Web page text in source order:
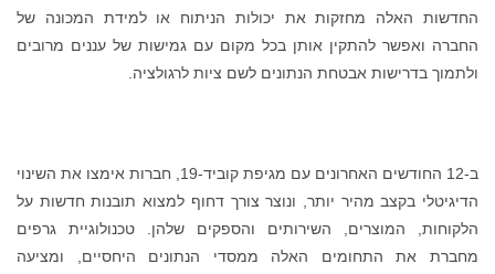
החדשות האלה מחזקות את יכולות הניתוח או למידת המכונה של
החברה ואפשר להתקין אותן בכל מקום עם גמישות של עננים מרובים
ולתמוך בדרישות אבטחת הנתונים לשם ציות לרגולציה.
ב-12 החודשים האחרונים עם מגיפת קוביד-19, חברות אימצו את השינוי
הדיגיטלי בקצב מהיר יותר, ונוצר צורך דחוף למצוא תובנות חדשות על
הלקוחות, המוצרים, השירותים והספקים שלהן. טכנולוגיית גרפים
מחברת את התחומים האלה ממסדי הנתונים היחסיים, ומציעה